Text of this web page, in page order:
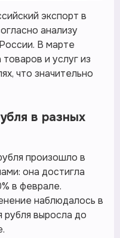
экспорт в
анализу
В марте
и услуг из
что значительно
в разных
произошло в
она достигла
в феврале.
наблюдалось в
рубля выросла до